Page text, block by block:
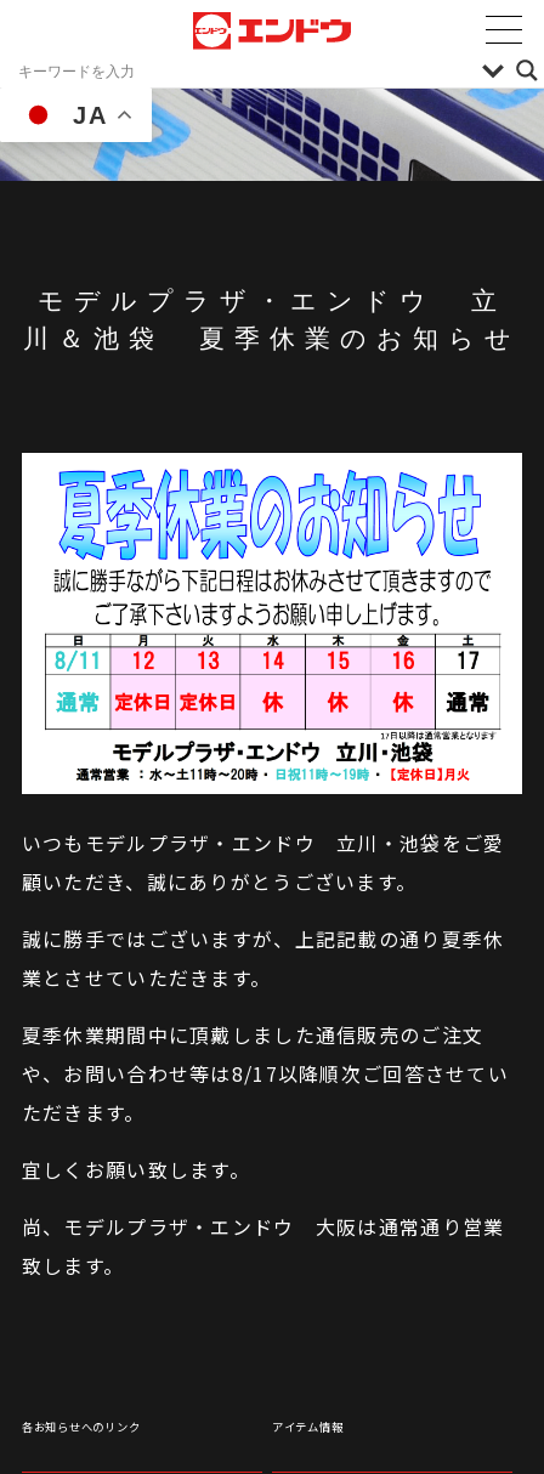
JA
モデルプラザ・エンドウ 立
川＆池袋 夏季休業のお知らせ
いつもモデルプラザ・エンドウ 立川・池袋をご愛
顧いただき、誠にありがとうございます。
誠に勝手ではございますが、上記記載の通り夏季休
業とさせていただきます。
夏季休業期間中に頂戴しました通信販売のご注文
や、お問い合わせ等は8/17以降順次ご回答させてい
ただきます。
宜しくお願い致します。
尚、モデルプラザ・エンドウ 大阪は通常通り営業
致します。
各お知らせへのリンク アイテム情報